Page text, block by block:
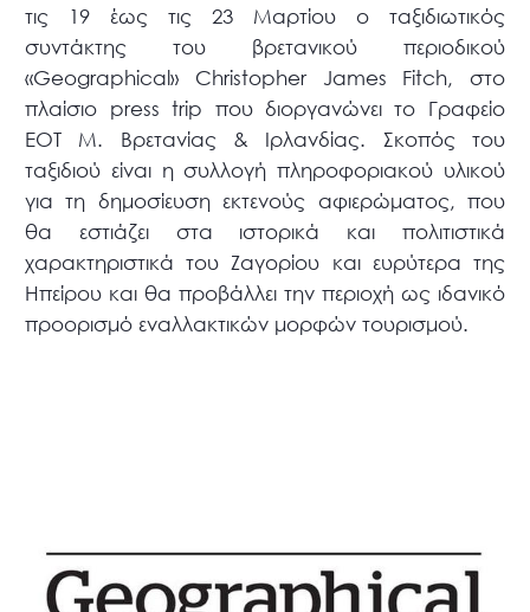
τις 19 έως τις 23 Μαρτίου ο ταξιδιωτικός
συντάκτης του βρετανικού περιοδικού
«Geographical» Christopher James Fitch, στο
πλαίσιο press trip που διοργανώνει το Γραφείο
ΕΟΤ Μ. Βρετανίας & Ιρλανδίας. Σκοπός του
ταξιδιού είναι η συλλογή πληροφοριακού υλικού
για τη δημοσίευση εκτενούς αφιερώματος, που
θα εστιάζει στα ιστορικά και πολιτιστικά
χαρακτηριστικά του Ζαγορίου και ευρύτερα της
Ηπείρου και θα προβάλλει την περιοχή ως ιδανικό
προορισμό εναλλακτικών μορφών τουρισμού.